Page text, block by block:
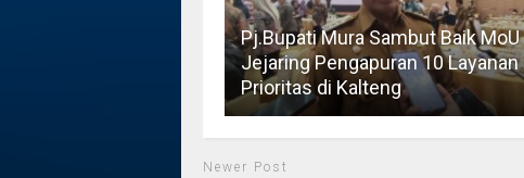
Pj.Bupati Mura Sambut Baik MoU
Jejaring Pengapuran 10 Layanan
Prioritas di Kalteng
Newer Post